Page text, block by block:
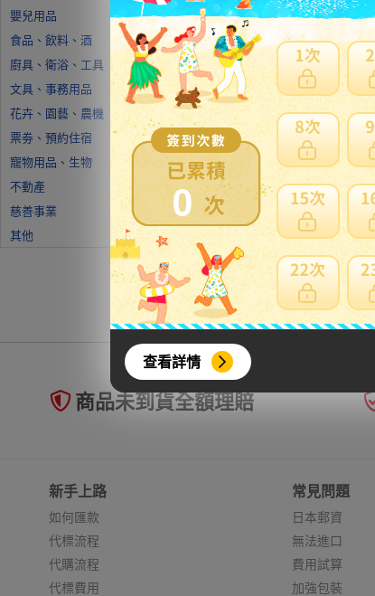
0
查看詳情
嬰兒用品
食品、飲料、酒
廚具、衛浴、工具
文具、事務用品
花卉、園藝、農機
票劵、預約住宿
寵物用品、生物
不動產
慈善事業
其他
商品未到貨全額理賠
新手上路
如何匯款
代標流程
代購流程
代標費用
常見問題
日本郵資
無法進口
費用試算
加強包裝